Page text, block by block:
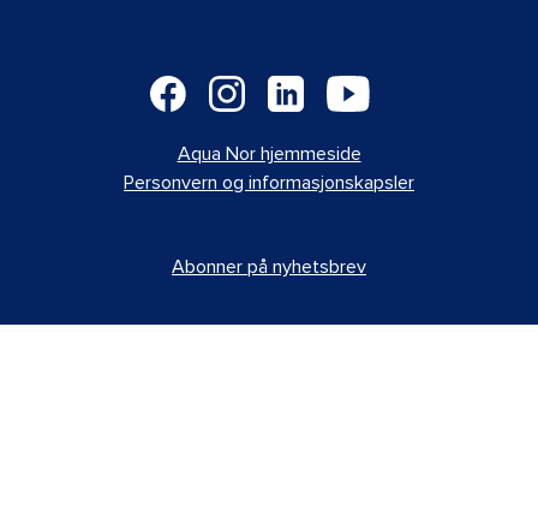
Aqua Nor hjemmeside
Personvern og informasjonskapsler
Abonner på nyhetsbrev